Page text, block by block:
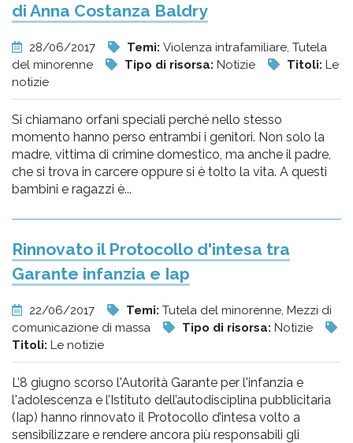
di Anna Costanza Baldry
28/06/2017 Temi: Violenza intrafamiliare, Tutela
del minorenne
Tipo di risorsa: Notizie Titoli: Le
notizie
Si chiamano orfani speciali perché nello stesso
momento hanno perso entrambi i genitori. Non solo la
madre, vittima di crimine domestico, ma anche il padre,
che si trova in carcere oppure si è tolto la vita. A questi
bambini e ragazzi è...
Rinnovato il Protocollo d'intesa tra
Garante infanzia e Iap
22/06/2017 Temi: Tutela del minorenne, Mezzi di
comunicazione di massa
Tipo di risorsa: Notizie
Titoli: Le notizie
L’8 giugno scorso l'Autorità Garante per l'infanzia e
l'adolescenza e l’Istituto dell’autodisciplina pubblicitaria
(Iap) hanno rinnovato il Protocollo d’intesa volto a
sensibilizzare e rendere ancora più responsabili gli